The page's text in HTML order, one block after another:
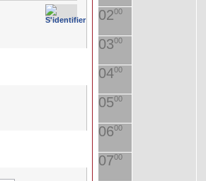
0200
0300
0400
0500
0600
0700